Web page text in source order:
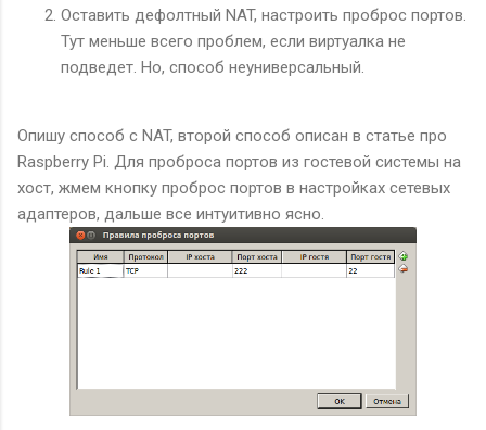
Оставить дефолтный NAT, настроить проброс портов.
Тут меньше всего проблем, если виртуалка не
подведет. Но, способ неуниверсальный.
Опишу способ с NAT, второй способ описан в статье про
Raspberry Pi. Для проброса портов из гостевой системы на
хост, жмем кнопку проброс портов в настройках сетевых
адаптеров, дальше все интуитивно ясно.